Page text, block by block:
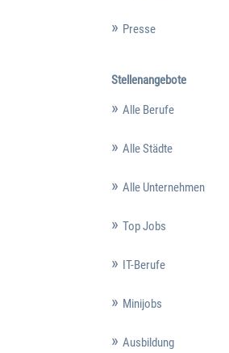
Presse
Stellenangebote
Alle Berufe
Alle Städte
Alle Unternehmen
Top Jobs
IT-Berufe
Minijobs
Ausbildung